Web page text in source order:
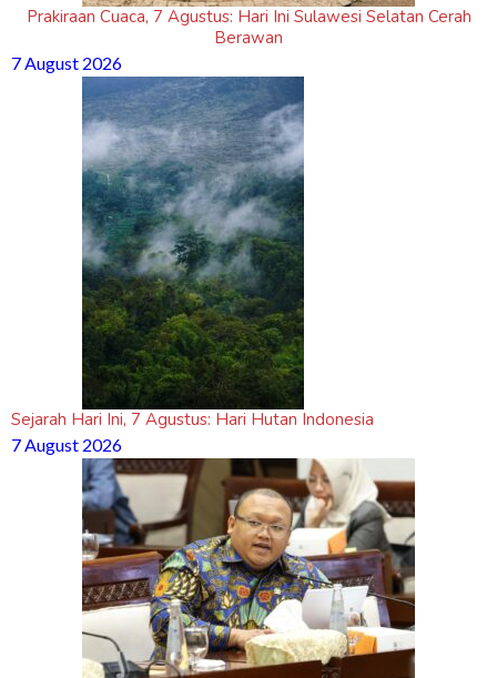
Prakiraan Cuaca, 7 Agustus: Hari Ini Sulawesi Selatan Cerah
Berawan
7 August 2026
Sejarah Hari Ini, 7 Agustus: Hari Hutan Indonesia
7 August 2026